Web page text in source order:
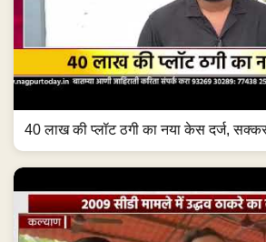
40 लाख की प्लॉट ठगी का नया केस दर्ज,